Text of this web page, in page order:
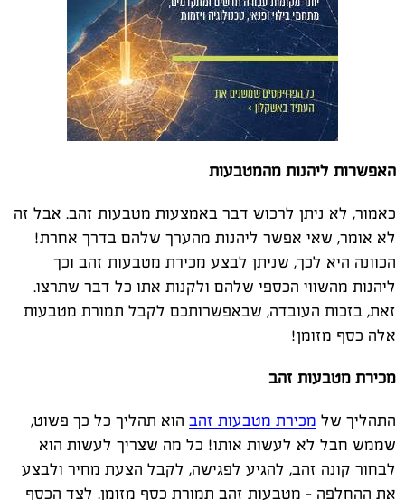
האפשרות ליהנות מהמטבעות
כאמור, לא ניתן לרכוש דבר באמצעות מטבעות זהב. אבל זה
לא אומר, שאי אפשר ליהנות מהערך שלהם בדרך אחרת!
הכוונה היא לכך, שניתן לבצע מכירת מטבעות זהב וכך
ליהנות מהשווי הכספי שלהם ולקנות אתו כל דבר שתרצו.
זאת, בזכות העובדה, שבאפשרותכם לקבל תמורת מטבעות
אלה כסף מזומן!
מכירת מטבעות זהב
התהליך של מכירת מטבעות זהב הוא תהליך כל כך פשוט,
שממש חבל לא לעשות אותו! כל מה שצריך לעשות הוא
לבחור קונה זהב, להגיע לפגישה, לקבל הצעת מחיר ולבצע
את ההחלפה – מטבעות זהב תמורת כסף מזומן. לצד הכסף